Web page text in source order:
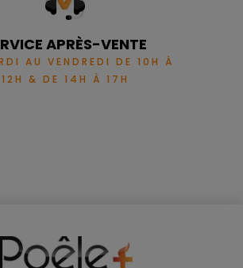
APRÈS-VENTE
AU VENDREDI DE 10H À
12H & DE 14H À 17H